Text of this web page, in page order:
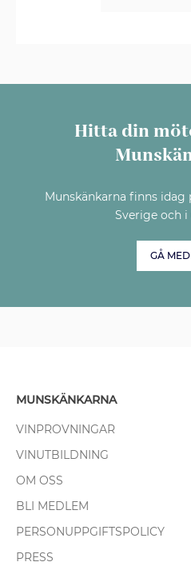
Hitta din
Munskänkarna finns
Sverige och
GÅ
MUNSKÄNKARNA
VINPROVNINGAR
VINUTBILDNING
OM OSS
BLI MEDLEM
PERSONUPPGIFTSPOLICY
PRESS